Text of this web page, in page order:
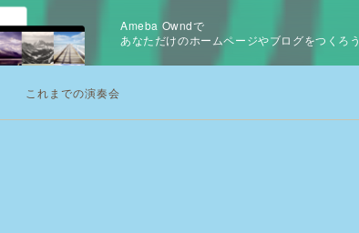
Ameba Owndで
あなただけのホームページやブログをつくろう
これまでの演奏会